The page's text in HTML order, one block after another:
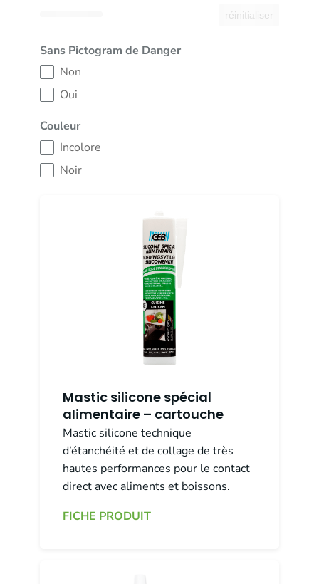
réinitialiser
Sans Pictogram de Danger
Sans Pictogram de Danger
Non
Oui
Couleur
CouleurIncolore
Noir
Mastic silicone spécial
alimentaire – cartouche
Mastic silicone technique
d’étanchéité et de collage de très
hautes performances pour le contact
direct avec aliments et boissons.
FICHE PRODUIT